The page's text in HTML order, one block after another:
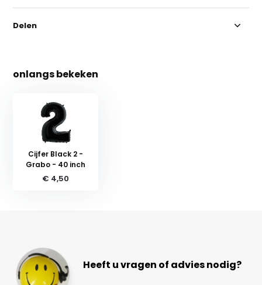
Delen
onlangs bekeken
Cijfer Black 2 -
Grabo - 40 inch
€ 4,50
Heeft u vragen of advies nodig?